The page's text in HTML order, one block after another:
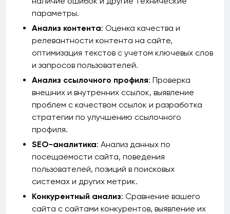
параметры.
Анализ контента: Оценка качества и
релевантности контента на сайте,
оптимизация текстов с учетом ключевых слов
и запросов пользователей.
Анализ ссылочного профиля: Проверка
внешних и внутренних ссылок, выявление
проблем с качеством ссылок и разработка
стратегии по улучшению ссылочного
профиля.
SEO-аналитика: Анализ данных по
посещаемости сайта, поведения
пользователей, позиций в поисковых
системах и других метрик.
Конкурентный анализ: Сравнение вашего
сайта с сайтами конкурентов, выявление их